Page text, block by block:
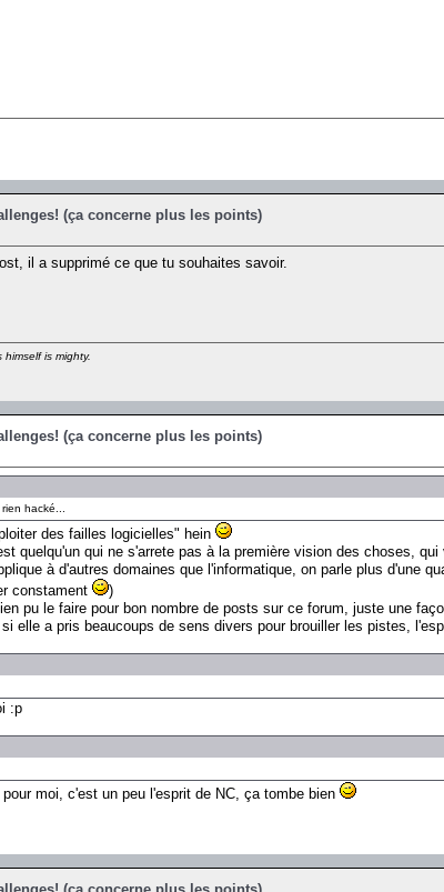
(ça concerne plus les points)
il a supprimé ce que tu souhaites savoir.
is mighty.
(ça concerne plus les points)
hacké...
des failles logicielles" hein
quelqu'un qui ne s'arrete pas à la première vision des choses,
à d'autres domaines que l'informatique, on parle plus d'une
constament
)
pu le faire pour bon nombre de posts sur ce forum, juste une
elle a pris beaucoups de sens divers pour brouiller les pistes,
:p
moi, c'est un peu l'esprit de NC, ça tombe bien